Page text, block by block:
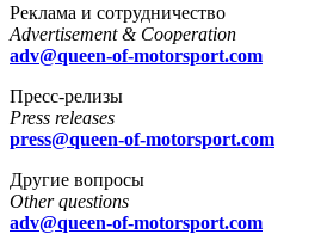
Реклама и сотрудничество
Advertisement & Cooperation
adv@queen-of-motorsport.com
Пресс-релизы
Press releases
press@queen-of-motorsport.com
Другие вопросы
Other questions
adv@queen-of-motorsport.com